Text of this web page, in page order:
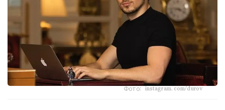
Фото: instagram.com/durov